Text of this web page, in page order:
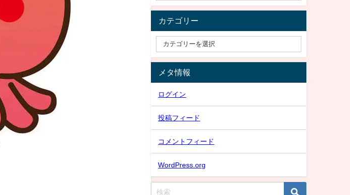
カテゴリー
メタ情報
ログイン
投稿フィード
コメントフィード
WordPress.org